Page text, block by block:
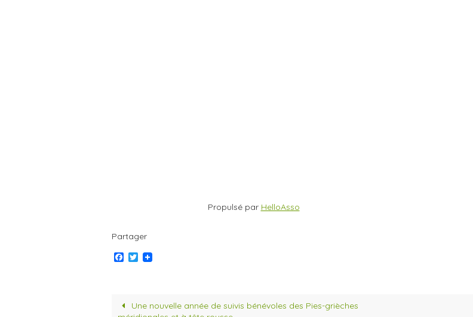
Propulsé par HelloAsso
Partager
F
o
T
e
Une nouvelle année de suivis bénévoles des Pies-grièches